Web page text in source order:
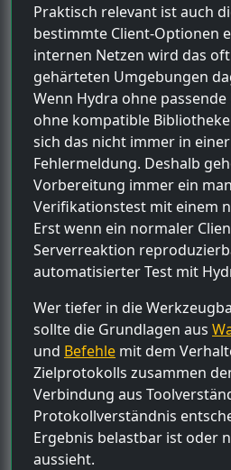
Praktisch relevant ist auch
bestimmte Client-Optionen
internen Netzen wird das
gehärteten Umgebungen
Wenn Hydra ohne
ohne kompatible
sich das nicht immer in
Fehlermeldung. Deshalb
Vorbereitung immer ein
Verifikationstest mit einem
Erst wenn ein normaler
Serverreaktion
automatisierter Test mit
Wer tiefer in die
sollte die Grundlagen aus
und Befehle mit dem
Zielprotokolls zusammen
Verbindung aus
Protokollverständnis
Ergebnis belastbar ist oder
aussieht.